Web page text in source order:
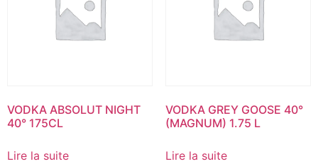
VODKA ABSOLUT NIGHT
40° 175CL
Lire la suite
VODKA GREY GOOSE 40°
(MAGNUM) 1.75 L
Lire la suite